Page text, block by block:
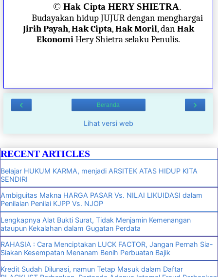
©Hak Cipta HERY SHIETRA.
Budayakan hidup JUJUR dengan menghargai
Jirih Payah,Hak Cipta,Hak Moril, danHak
EkonomiHery Shietra selaku Penulis.
‹ ›
Beranda
Lihat versi web
RECENT ARTICLES
Belajar HUKUM KARMA, menjadi ARSITEK ATAS HIDUP KITA
SENDIRI
Ambiguitas Makna HARGA PASAR Vs. NILAI LIKUIDASI dalam
Penilaian Penilai KJPP Vs. NJOP
Lengkapnya Alat Bukti Surat, Tidak Menjamin Kemenangan
ataupun Kekalahan dalam Gugatan Perdata
RAHASIA : Cara Menciptakan LUCK FACTOR, Jangan Pernah Sia-
Siakan Kesempatan Menanam Benih Perbuatan Bajik
Kredit Sudah Dilunasi, namun Tetap Masuk dalam Daftar